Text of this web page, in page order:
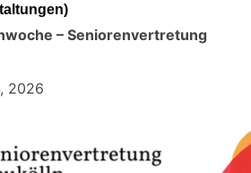
– Seniorenvertretung
2026